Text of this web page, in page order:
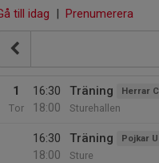
till idag | Prenumerera
1
Tor
16:30
18:00
Träning Herrar
Sturehallen
16:30
18:00
Träning Pojkar
Sture